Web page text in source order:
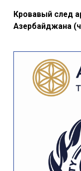
Кровавый след
Азербайджана